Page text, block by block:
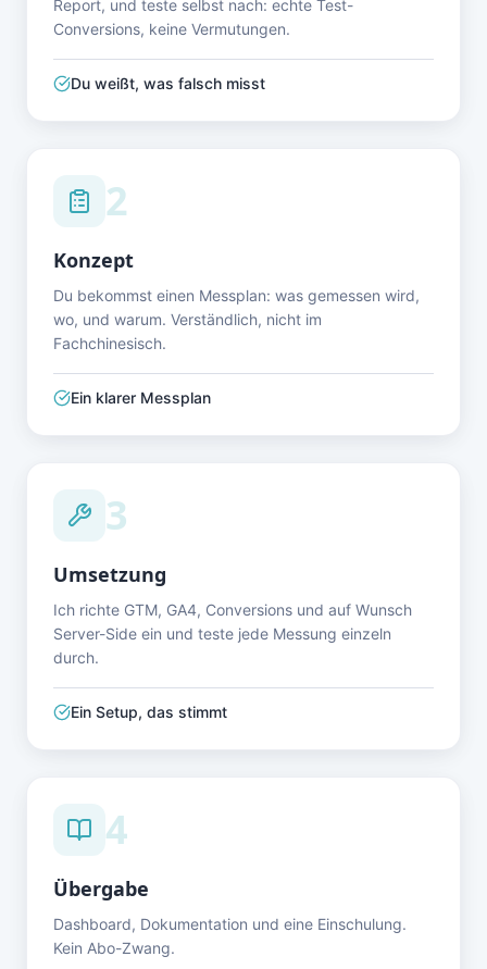
Report, und teste selbst nach: echte Test-
Conversions, keine Vermutungen.
Du weißt, was falsch misst
2
Konzept
Du bekommst einen Messplan: was gemessen wird,
wo, und warum. Verständlich, nicht im
Fachchinesisch.
Ein klarer Messplan
3
Umsetzung
Ich richte GTM, GA4, Conversions und auf Wunsch
Server-Side ein und teste jede Messung einzeln
durch.
Ein Setup, das stimmt
4
Übergabe
Dashboard, Dokumentation und eine Einschulung.
Kein Abo-Zwang.